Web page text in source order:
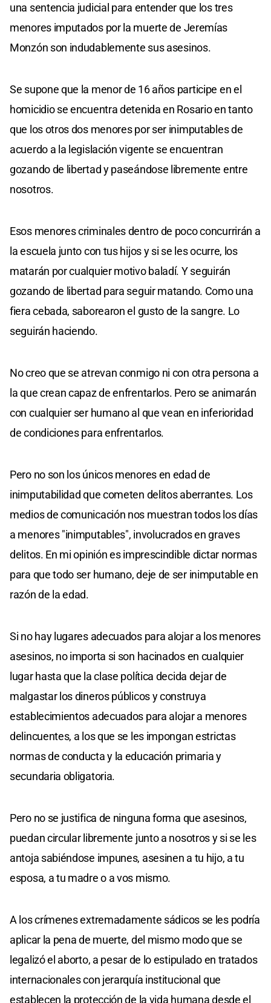
una sentencia judicial para entender que los tres
menores imputados por la muerte de Jeremías
Monzón son indudablemente sus asesinos.
Se supone que la menor de 16 años participe en el
homicidio se encuentra detenida en Rosario en tanto
que los otros dos menores por ser inimputables de
acuerdo a la legislación vigente se encuentran
gozando de libertad y paseándose libremente entre
nosotros.
Esos menores criminales dentro de poco concurrirán a
la escuela junto con tus hijos y si se les ocurre, los
matarán por cualquier motivo baladí. Y seguirán
gozando de libertad para seguir matando. Como una
fiera cebada, saborearon el gusto de la sangre. Lo
seguirán haciendo.
No creo que se atrevan conmigo ni con otra persona a
la que crean capaz de enfrentarlos. Pero se animarán
con cualquier ser humano al que vean en inferioridad
de condiciones para enfrentarlos.
Pero no son los únicos menores en edad de
inimputabilidad que cometen delitos aberrantes. Los
medios de comunicación nos muestran todos los días
a menores "inimputables", involucrados en graves
delitos. En mi opinión es imprescindible dictar normas
para que todo ser humano, deje de ser inimputable en
razón de la edad.
Si no hay lugares adecuados para alojar a los menores
asesinos, no importa si son hacinados en cualquier
lugar hasta que la clase política decida dejar de
malgastar los dineros públicos y construya
establecimientos adecuados para alojar a menores
delincuentes, a los que se les impongan estrictas
normas de conducta y la educación primaria y
secundaria obligatoria.
Pero no se justifica de ninguna forma que asesinos,
puedan circular libremente junto a nosotros y si se les
antoja sabiéndose impunes, asesinen a tu hijo, a tu
esposa, a tu madre o a vos mismo.
A los crímenes extremadamente sádicos se les podría
aplicar la pena de muerte, del mismo modo que se
legalizó el aborto, a pesar de lo estipulado en tratados
internacionales con jerarquía institucional que
establecen la protección de la vida humana desde el